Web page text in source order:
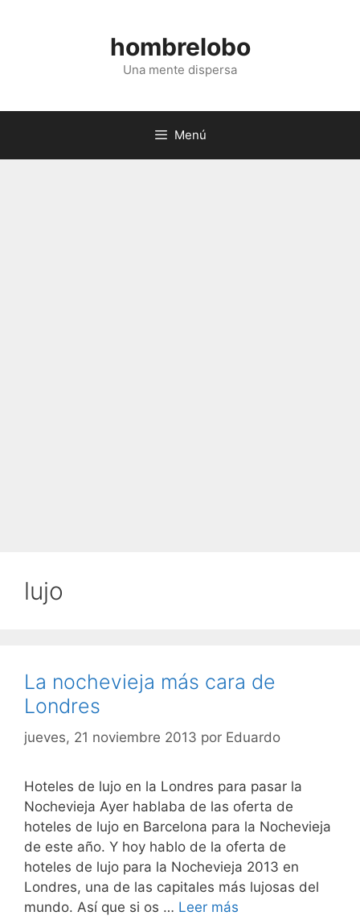
hombrelobo
Una mente dispersa
Menú
lujo
La nochevieja más cara de
Londres
jueves, 21 noviembre 2013 por Eduardo
Hoteles de lujo en la Londres para pasar la
Nochevieja Ayer hablaba de las oferta de
hoteles de lujo en Barcelona para la Nochevieja
de este año. Y hoy hablo de la oferta de
hoteles de lujo para la Nochevieja 2013 en
Londres, una de las capitales más lujosas del
mundo. Así que si os … Leer más